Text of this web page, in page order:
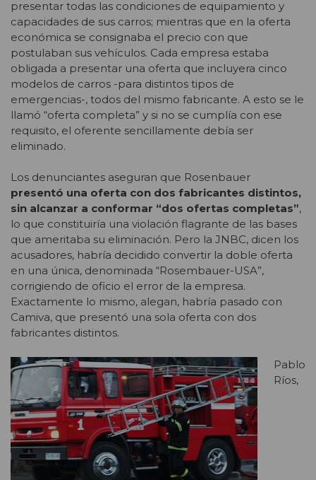
presentar todas las condiciones de equipamiento y
capacidades de sus carros; mientras que en la oferta
económica se consignaba el precio con que
postulaban sus vehículos. Cada empresa estaba
obligada a presentar una oferta que incluyera cinco
modelos de carros -para distintos tipos de
emergencias-, todos del mismo fabricante. A esto se le
llamó “oferta completa” y si no se cumplía con ese
requisito, el oferente sencillamente debía ser
eliminado.
Los denunciantes aseguran que Rosenbauer
presentó una oferta con dos fabricantes distintos,
sin alcanzar a conformar “dos ofertas completas”,
lo que constituiría una violación flagrante de las bases
que ameritaba su eliminación. Pero la JNBC, dicen los
acusadores, habría decidido convertir la doble oferta
en una única, denominada “Rosembauer-USA”,
corrigiendo de oficio el error de la empresa.
Exactamente lo mismo, alegan, habría pasado con
Camiva, que presentó una sola oferta con dos
fabricantes distintos.
Pablo
Ríos,